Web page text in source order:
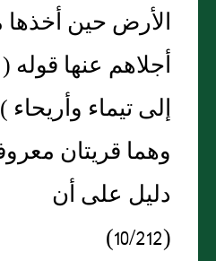
الأرض حين أخذها
أجلاهم عنها
إلى تيماء
وهما قريتان
دليل على أن
(10/212)